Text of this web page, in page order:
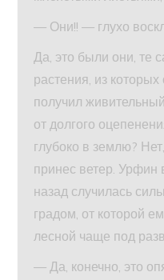
— Они!! — глухо
Да, это были они, те
растения, из
получил
от долгого
глубоко в землю?
принес ветер. Урфин
назад случилась
градом, от которой
лесной чаще под
— Да, конечно, это